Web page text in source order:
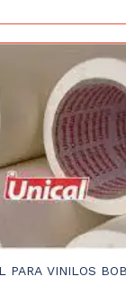
PARA VINILOS